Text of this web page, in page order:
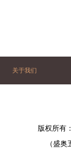
关于我们
版权所有
（盛